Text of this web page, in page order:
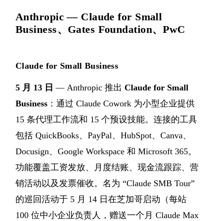
Anthropic — Claude for Small
Business、Gates Foundation、PwC
Claude for Small Business
5 月 13 日 — Anthropic 推出 Claude for Small
Business ：通过 Claude Cowork 为小型企业提供
15 条代理工作流和 15 个预设技能。连接的工具
包括 QuickBooks、PayPal、HubSpot、Canva、
Docusign、Google Workspace 和 Microsoft 365。
功能覆盖工资发放、月度结账、现金流跟踪、营
销活动以及发票催收。名为 “Claude SMB Tour”
的巡回活动于 5 月 14 日在芝加哥启动（每站
100 位中小企业负责人，赠送一个月 Claude Max